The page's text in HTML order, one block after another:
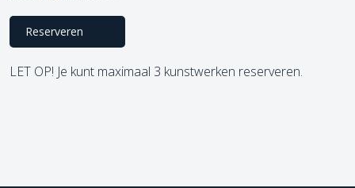
Reserveren
LET OP! Je kunt maximaal 3 kunstwerken reserveren.